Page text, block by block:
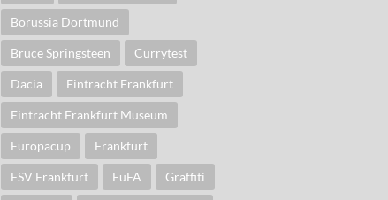
Borussia Dortmund
Bruce Springsteen Currytest
Dacia Eintracht Frankfurt
Eintracht Frankfurt Museum
Europacup Frankfurt
FSV Frankfurt FuFA Graffiti